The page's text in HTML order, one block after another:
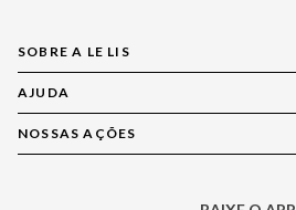
SOBRE A LE LIS
Quem Somos
Nossas Lojas
Política de Privacidade
AJUDA
Compre pelo WhatsApp
Central de Relacionamento
NOSSAS AÇÕES